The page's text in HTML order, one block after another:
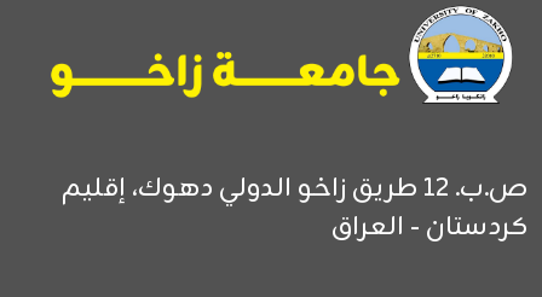
ص.ب. 12 طريق زاخو الدولي دهوك، إقليم
كردستان - العراق